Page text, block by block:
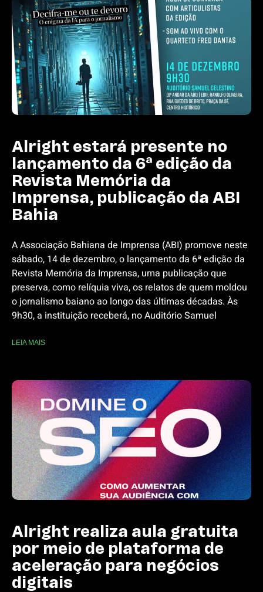
Alright estará presente no
lançamento da 6ª edição da
Revista Memória da
Imprensa, publicação da ABI
Bahia
A Associação Bahiana de Imprensa (ABI) promove neste
sábado, 14 de dezembro, o lançamento da 6ª edição da
Revista Memória da Imprensa, uma publicação que
preserva, como relíquia viva, os relatos de quem moldou
o jornalismo baiano ao longo das últimas décadas. Às
9h30, a instituição receberá, no Auditório Samuel
LEIA MAIS
Alright realiza aula gratuita
por meio de plataforma de
aceleração para negócios
digitais